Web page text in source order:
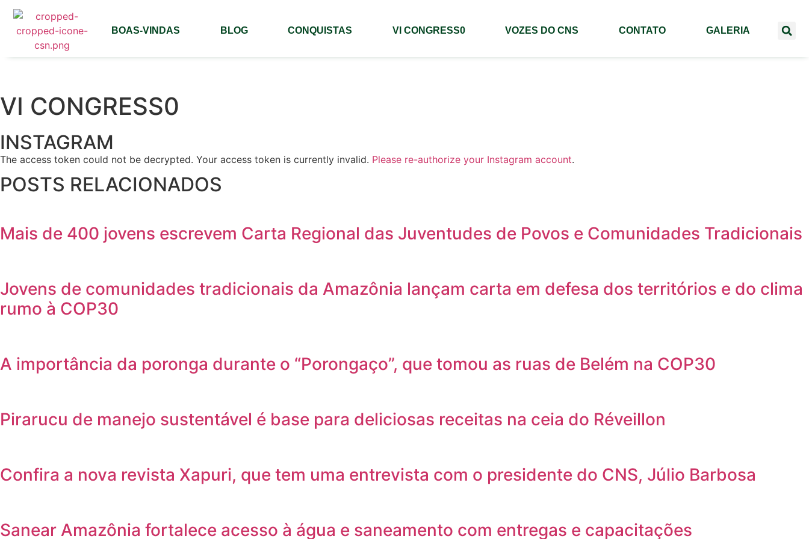
BOAS-VINDAS BLOG CONQUISTAS VI CONGRESS0 VOZES DO CNS CONTATO GALERIA
VI CONGRESS0
INSTAGRAM
The access token could not be decrypted. Your access token is currently invalid. Please re-authorize your Instagram account.
POSTS RELACIONADOS
Mais de 400 jovens escrevem Carta Regional das Juventudes de Povos e Comunidades Tradicionais
Jovens de comunidades tradicionais da Amazônia lançam carta em defesa dos territórios e do clima
rumo à COP30
A importância da poronga durante o “Porongaço”, que tomou as ruas de Belém na COP30
Pirarucu de manejo sustentável é base para deliciosas receitas na ceia do Réveillon
Confira a nova revista Xapuri, que tem uma entrevista com o presidente do CNS, Júlio Barbosa
Sanear Amazônia fortalece acesso à água e saneamento com entregas e capacitações